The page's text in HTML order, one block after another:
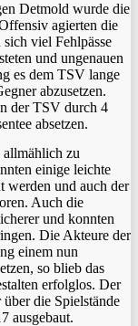
Detmold wurde die
agierten die
viel Fehlpässe
und ungenauen
es dem TSV lange
abzusetzen.
der TSV durch 4
absetzen.
allmählich zu
einige leichte
werden und auch der
Auch die
und konnten
Die Akteure der
einem nun
so blieb das
erfolglos. Der
die Spielstände
ausgebaut.